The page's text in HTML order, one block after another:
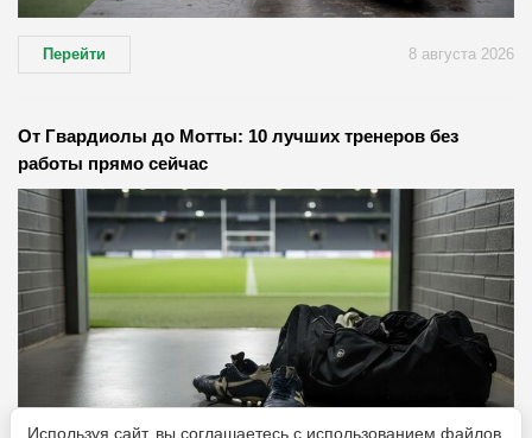
Перейти 8 августа 2026
От Гвардиолы до Мотты: 10 лучших тренеров без
работы прямо сейчас
Используя сайт, вы соглашаетесь с использованием файлов